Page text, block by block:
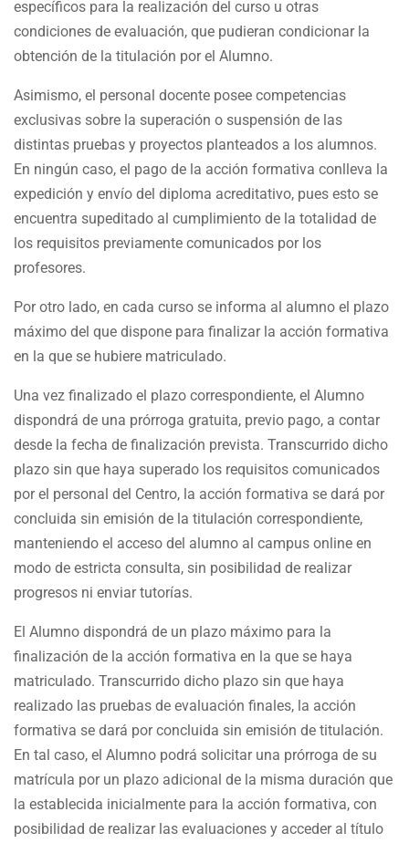
específicos para la realización del curso u otras
condiciones de evaluación, que pudieran condicionar la
obtención de la titulación por el Alumno.
Asimismo, el personal docente posee competencias
exclusivas sobre la superación o suspensión de las
distintas pruebas y proyectos planteados a los alumnos.
En ningún caso, el pago de la acción formativa conlleva la
expedición y envío del diploma acreditativo, pues esto se
encuentra supeditado al cumplimiento de la totalidad de
los requisitos previamente comunicados por los
profesores.
Por otro lado, en cada curso se informa al alumno el plazo
máximo del que dispone para finalizar la acción formativa
en la que se hubiere matriculado.
Una vez finalizado el plazo correspondiente, el Alumno
dispondrá de una prórroga gratuita, previo pago, a contar
desde la fecha de finalización prevista. Transcurrido dicho
plazo sin que haya superado los requisitos comunicados
por el personal del Centro, la acción formativa se dará por
concluida sin emisión de la titulación correspondiente,
manteniendo el acceso del alumno al campus online en
modo de estricta consulta, sin posibilidad de realizar
progresos ni enviar tutorías.
El Alumno dispondrá de un plazo máximo para la
finalización de la acción formativa en la que se haya
matriculado. Transcurrido dicho plazo sin que haya
realizado las pruebas de evaluación finales, la acción
formativa se dará por concluida sin emisión de titulación.
En tal caso, el Alumno podrá solicitar una prórroga de su
matrícula por un plazo adicional de la misma duración que
la establecida inicialmente para la acción formativa, con
posibilidad de realizar las evaluaciones y acceder al título